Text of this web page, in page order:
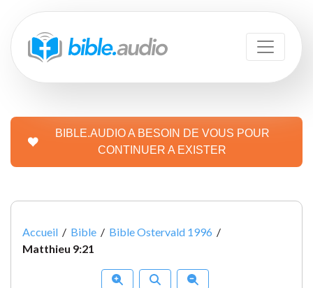
BIBLE.AUDIO A BESOIN DE VOUS POUR
CONTINUER A EXISTER
Accueil / Bible / Bible Ostervald 1996 /
Matthieu 9:21